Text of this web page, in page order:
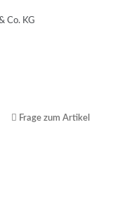
Frage zum Artikel